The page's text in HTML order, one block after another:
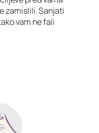
zamislili. Sanjati
vam ne fali